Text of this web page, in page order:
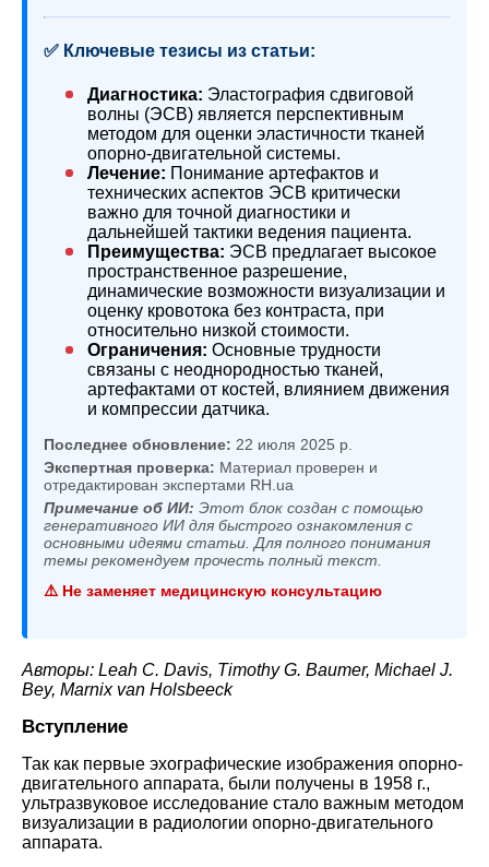
✅ Ключевые тезисы из статьи:
Диагностика: Эластография сдвиговой
волны (ЭСВ) является перспективным
методом для оценки эластичности тканей
опорно-двигательной системы.
Лечение: Понимание артефактов и
технических аспектов ЭСВ критически
важно для точной диагностики и
дальнейшей тактики ведения пациента.
Преимущества: ЭСВ предлагает высокое
пространственное разрешение,
динамические возможности визуализации и
оценку кровотока без контраста, при
относительно низкой стоимости.
Ограничения: Основные трудности
связаны с неоднородностью тканей,
артефактами от костей, влиянием движения
и компрессии датчика.
Последнее обновление: 22 июля 2025 р.
Экспертная проверка: Материал проверен и
отредактирован экспертами RH.ua
Примечание об ИИ: Этот блок создан с помощью
генеративного ИИ для быстрого ознакомления с
основными идеями статьи. Для полного понимания
темы рекомендуем прочесть полный текст.
⚠️ Не заменяет медицинскую консультацию
Авторы: Leah C. Davis, Timothy G. Baumer, Michael J.
Bey, Marnix van Holsbeeck
Вступление
Так как первые эхографические изображения опорно-
двигательного аппарата, были получены в 1958 г.,
ультразвуковое исследование стало важным методом
визуализации в радиологии опорно-двигательного
аппарата.